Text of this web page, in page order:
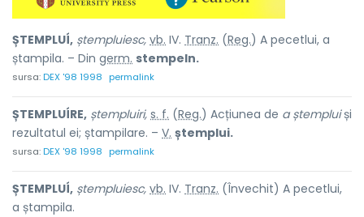
ȘTEMPLUÍ, ștempluiesc, vb. IV. Tranz. (Reg.) A pecetlui, a
ștampila. – Din germ. stempeln.
sursa:DEX '98 1998 permalink
ȘTEMPLUÍRE, ștempluiri, s. f. (Reg.) Acțiunea de a ștempluiși
rezultatul ei; ștampilare. – V. ștemplui.
sursa:DEX '98 1998 permalink
ȘTEMPLUÍ, ștempluiesc, vb. IV. Tranz. (Învechit) A pecetlui,
a ștampila.